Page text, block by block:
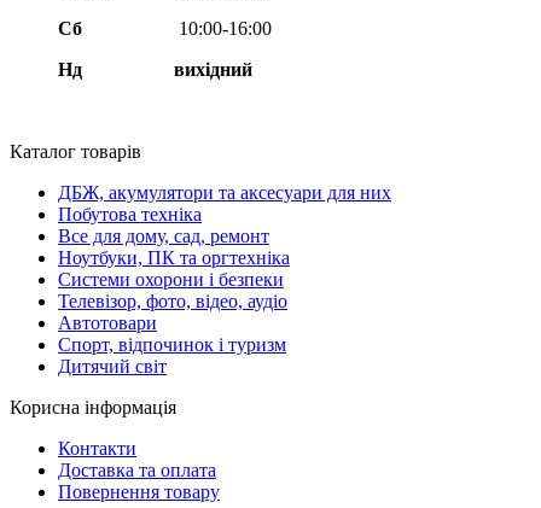
Сб
10:00-16:00
Нд вихідний
Каталог товарів
ДБЖ, акумулятори та аксесуари для них
Побутова техніка
Все для дому, сад, ремонт
Ноутбуки, ПК та оргтехніка
Системи охорони і безпеки
Телевізор, фото, відео, аудіо
Автотовари
Спорт, відпочинок і туризм
Дитячий світ
Корисна інформація
Контакти
Доставка та оплата
Повернення товару